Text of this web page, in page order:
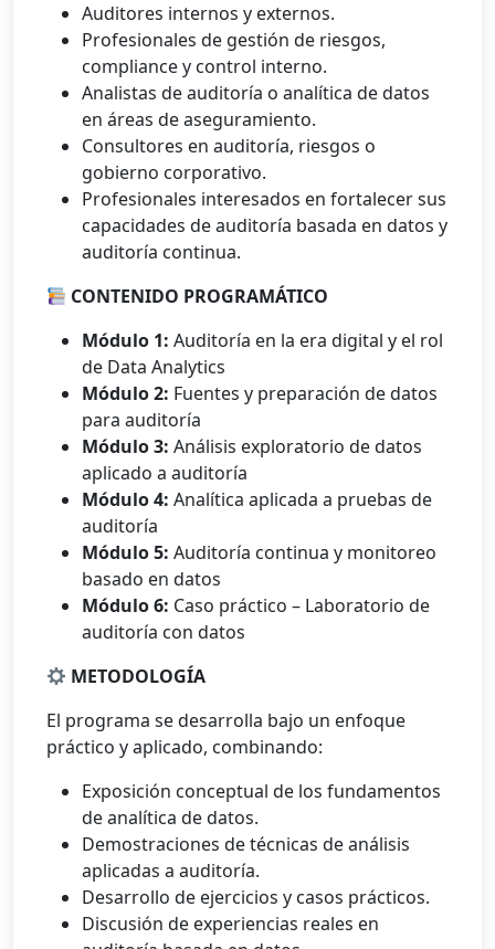
Auditores internos y externos.
Profesionales de gestión de riesgos,
compliance y control interno.
Analistas de auditoría o analítica de datos
en áreas de aseguramiento.
Consultores en auditoría, riesgos o
gobierno corporativo.
Profesionales interesados en fortalecer sus
capacidades de auditoría basada en datos y
auditoría continua.
CONTENIDO PROGRAMÁTICO
Módulo 1: Auditoría en la era digital y el rol
de Data Analytics
Módulo 2: Fuentes y preparación de datos
para auditoría
Módulo 3: Análisis exploratorio de datos
aplicado a auditoría
Módulo 4: Analítica aplicada a pruebas de
auditoría
Módulo 5: Auditoría continua y monitoreo
basado en datos
Módulo 6: Caso práctico – Laboratorio de
auditoría con datos
METODOLOGÍA
El programa se desarrolla bajo un enfoque
práctico y aplicado, combinando:
Exposición conceptual de los fundamentos
de analítica de datos.
Demostraciones de técnicas de análisis
aplicadas a auditoría.
Desarrollo de ejercicios y casos prácticos.
Discusión de experiencias reales en